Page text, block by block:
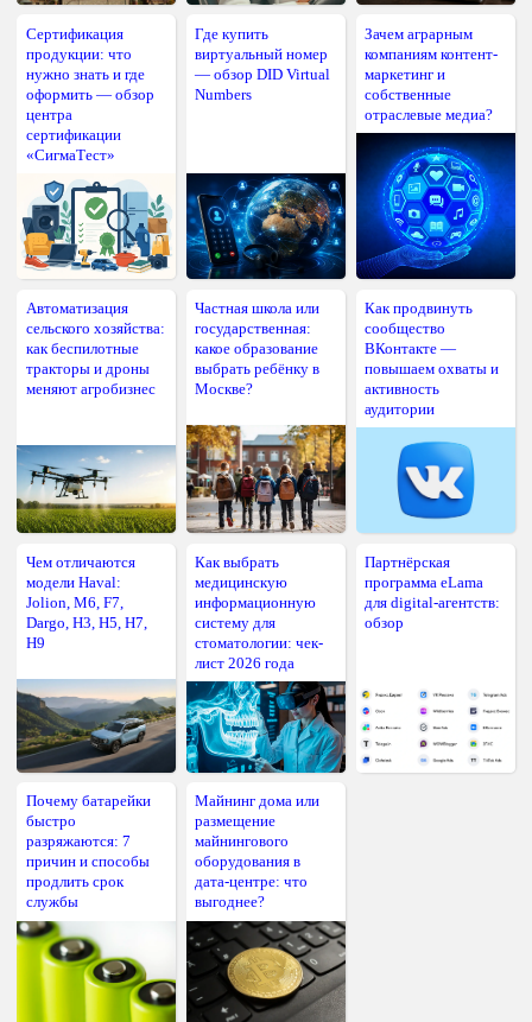
Сертификация
продукции: что
нужно знать и где
оформить — обзор
центра
сертификации
«СигмаТест»
Где купить
виртуальный номер
— обзор DID Virtual
Numbers
Зачем аграрным
компаниям контент-
маркетинг и
собственные
отраслевые медиа?
Автоматизация
сельского хозяйства:
как беспилотные
тракторы и дроны
меняют агробизнес
Частная школа или
государственная:
какое образование
выбрать ребёнку в
Москве?
Как продвинуть
сообщество
ВКонтакте —
повышаем охваты и
активность
аудитории
Чем отличаются
модели Haval:
Jolion, M6, F7,
Dargo, H3, H5, H7,
H9
Как выбрать
медицинскую
информационную
систему для
стоматологии: чек-
лист 2026 года
Партнёрская
программа eLama
для digital-агентств:
обзор
Почему батарейки
быстро
разряжаются: 7
причин и способы
продлить срок
службы
Майнинг дома или
размещение
майнингового
оборудования в
дата-центре: что
выгоднее?